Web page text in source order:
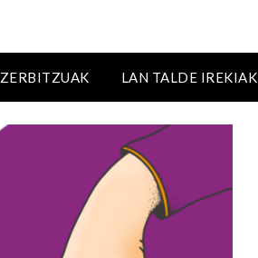
ZERBITZUAK LAN TALDE IREKIAK